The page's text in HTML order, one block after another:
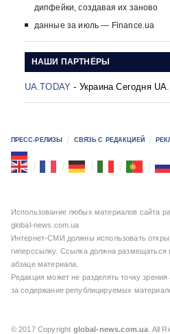
дипфейки, создавая их заново
данные за июль — Finance.ua
НАШИ ПАРТНЁРЫ
UA.TODAY - Украина Сегодня
ПРЕСС-РЕЛИЗЫ СВЯЗЬ С РЕДАКЦИЕЙ
Использование любых материалов сайта
global-news.com.ua
Интернет-СМИ должны использовать
гиперссылку. Ссылка должна размещаться
абзаце материала.
Редакция может не разделять точку
за содержание републицируемых
© 2017 Copyright global-news.com.ua . All